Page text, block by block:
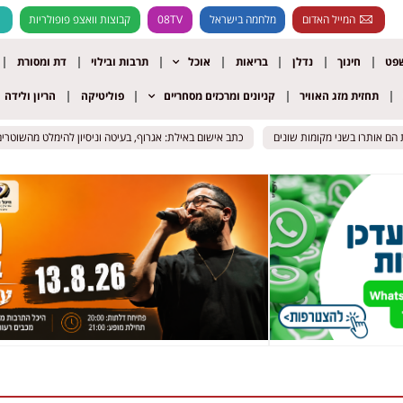
המייל האדום מלחמה בישראל 08TV קבוצות וואצפ פופולריות
חינוך נדלן בריאות אוכל תרבות ובילוי דת ומסורת
תחזית מזג האוויר קניונים ומרכזים מסחריים פוליטיקה הריון ולידה
אותרו בשני מקומות שונים כתב אישום באילת: אגרוף, בעיטה וניסיון להימלט מהשוטרים אותרו בשני מקומות שונים כתב אישום באילת: אגרוף, בעיטה וניסיון להימלט מהשוטרים